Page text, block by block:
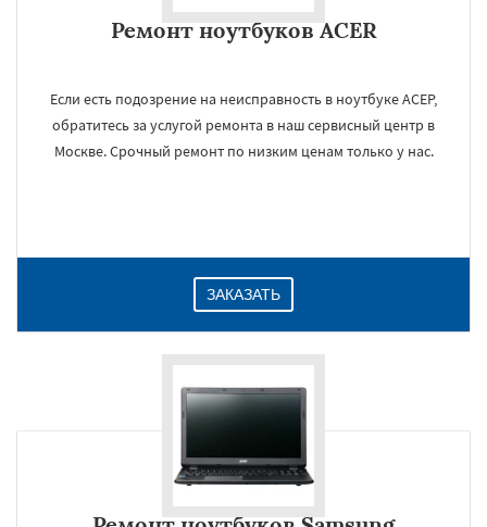
Ремонт ноутбуков ACER
Если есть подозрение на неисправность в ноутбуке АСЕР,
обратитесь за услугой ремонта в наш сервисный центр в
Москве. Срочный ремонт по низким ценам только у нас.
ЗАКАЗАТЬ